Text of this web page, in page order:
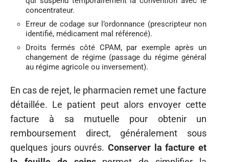
concentrateur.
Erreur de codage sur l’ordonnance (prescripteur non
identifié, médicament mal référencé).
Droits fermés côté CPAM, par exemple après un
changement de régime (passage du régime général
au régime agricole ou inversement).
En cas de rejet, le pharmacien remet une facture
détaillée. Le patient peut alors envoyer cette
facture à sa mutuelle pour obtenir un
remboursement direct, généralement sous
quelques jours ouvrés. Conserver la facture et